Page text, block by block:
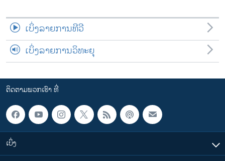
ເບິ່ງລາຍການທີວີ
ເບິ່ງລາຍການວິທະຍຸ
ຕິດຕາມພວກເຮົາ ທີ່
ເບິ່ງ